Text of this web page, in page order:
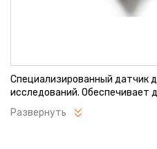
Специализированный датчик
исследований. Обеспечивает
сканировании
Оптимизирован для работы с
Развернуть